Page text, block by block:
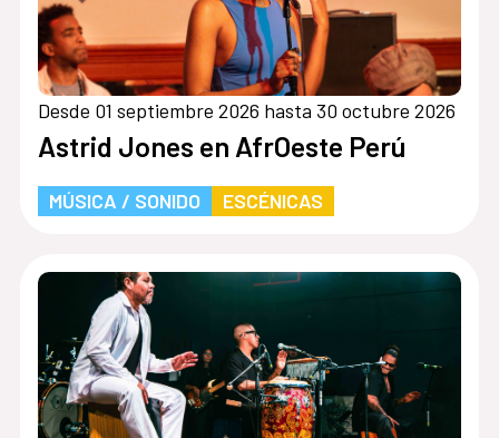
Desde 01 septiembre 2026 hasta 30 octubre 2026
Astrid Jones en AfrOeste Perú
MÚSICA / SONIDO ESCÉNICAS